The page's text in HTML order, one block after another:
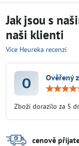
Jak jsou s
naši klienti
Více Heureka recenzí
O Ověřený
Zboží dorazilo za 5
cenově